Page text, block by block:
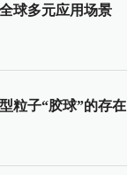
球多元应用场景
粒子“胶球”的存在